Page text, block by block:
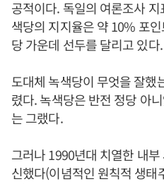
공적이다. 독일의 여론조사
색당의 지지율은 약 10% 포
당 가운데 선두를 달리고 있다.
도대체 녹색당이 무엇을 잘했
렸다. 녹색당은 반전 정당 아
는 그랬다.
그러나 1990년대 치열한 내
신했다(이념적인 원칙적 생태